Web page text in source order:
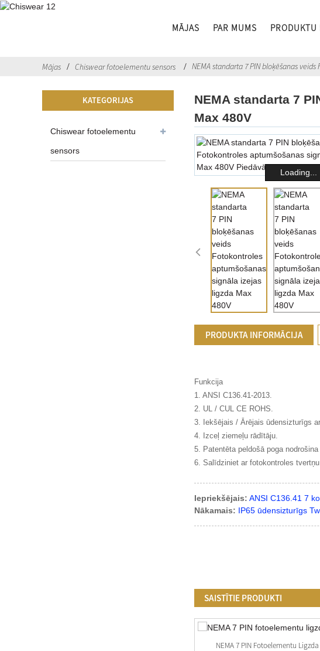
MĀJAS PAR MUMS PRODUKTU
Mājas Chiswear fotoelementu sensors NEMA standarta 7 PIN bloķēšanas
KATEGORIJAS
Chiswear fotoelementu
sensors
NEMA standarta 7
Max 480V
Loading...
PRODUKTA INFORMĀCIJA
Funkcija
1. ANSI C136.41-2013.
2. UL / CUL CE ROHS.
3. Iekšējais / Ārējais ūdensizturīgs
4. Izceļ ziemeļu rādītāju.
5. Patentēta peldošā poga
6. Salīdziniet ar fotokontroles
Iepriekšējais: ANSI C136.41 7
Nākamais: IP65 ūdensizturīgs
SAISTĪTIE PRODUKTI
NEMA 7 PIN Fotoelementu Ligzda